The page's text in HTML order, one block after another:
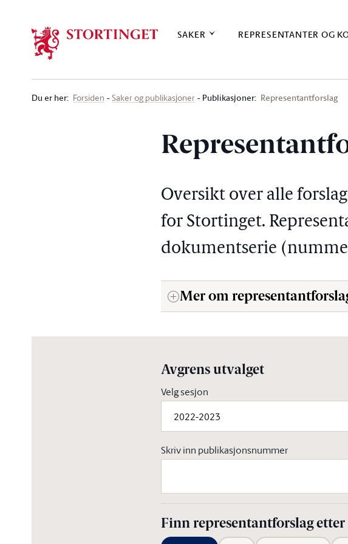
SAKER REPRESENTANTER OG
Du er her: Forsiden Saker og publikasjoner Publikasjoner: Representantforslag
Oversikt over alle
for Stortinget.
dokumentserie
Mer om
Avgrens utvalget
Velg sesjon
2022-2023
Skriv inn publikasjonsnummer
Finn representantforslag etter